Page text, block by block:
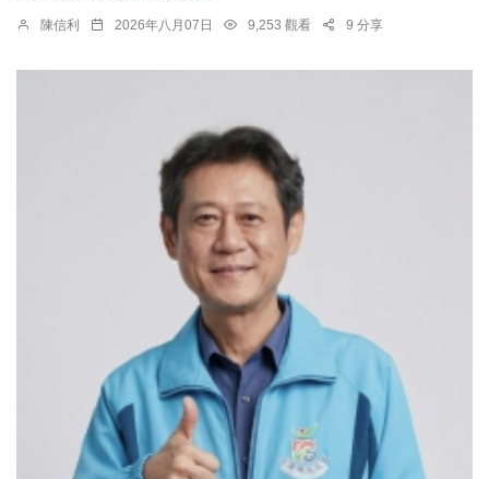
陳信利 2026年八月07日 9,253 觀看 9 分享